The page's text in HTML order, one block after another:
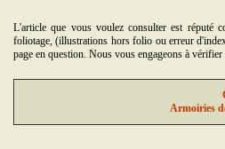
L'article que vous voulez consulter est réputé
foliotage, (illustrations hors folio ou erreur
page en question. Nous vous engageons à
Armoiries